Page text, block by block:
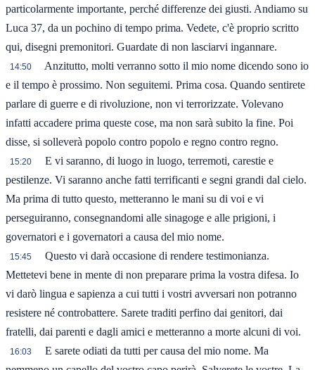
particolarmente importante, perché differenze dei giusti. Andiamo su
Luca 37, da un pochino di tempo prima. Vedete, c'è proprio scritto
qui, disegni premonitori. Guardate di non lasciarvi ingannare.
14:50
Anzitutto, molti verranno sotto il mio nome dicendo sono io
e il tempo è prossimo. Non seguitemi. Prima cosa. Quando sentirete
parlare di guerre e di rivoluzione, non vi terrorizzate. Volevano
infatti accadere prima queste cose, ma non sarà subito la fine. Poi
disse, si solleverà popolo contro popolo e regno contro regno.
15:20
E vi saranno, di luogo in luogo, terremoti, carestie e
pestilenze. Vi saranno anche fatti terrificanti e segni grandi dal cielo.
Ma prima di tutto questo, metteranno le mani su di voi e vi
perseguiranno, consegnandomi alle sinagoge e alle prigioni, i
governatori e i governatori a causa del mio nome.
15:45
Questo vi darà occasione di rendere testimonianza.
Mettetevi bene in mente di non preparare prima la vostra difesa. Io
vi darò lingua e sapienza a cui tutti i vostri avversari non potranno
resistere né controbattere. Sarete traditi perfino dai genitori, dai
fratelli, dai parenti e dagli amici e metteranno a morte alcuni di voi.
16:03
E sarete odiati da tutti per causa del mio nome. Ma